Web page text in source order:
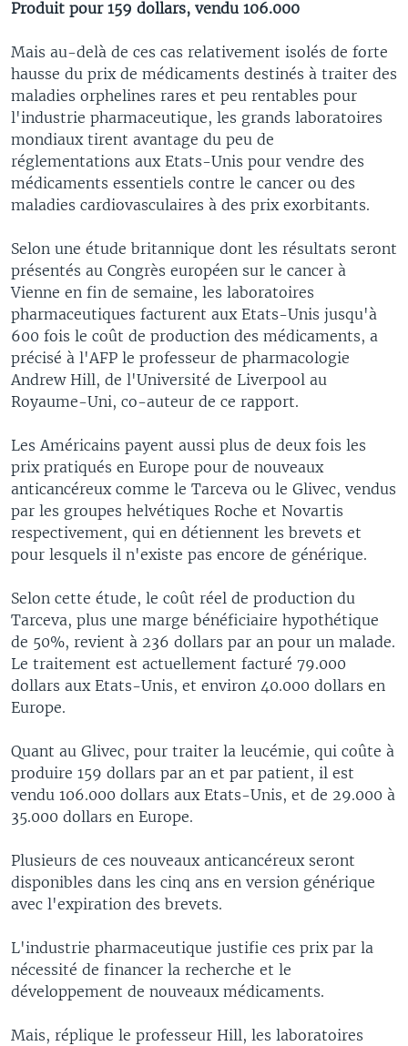
Produit pour 159 dollars, vendu 106.000
Mais au-delà de ces cas relativement isolés de forte
hausse du prix de médicaments destinés à traiter des
maladies orphelines rares et peu rentables pour
l'industrie pharmaceutique, les grands laboratoires
mondiaux tirent avantage du peu de
réglementations aux Etats-Unis pour vendre des
médicaments essentiels contre le cancer ou des
maladies cardiovasculaires à des prix exorbitants.
Selon une étude britannique dont les résultats seront
présentés au Congrès européen sur le cancer à
Vienne en fin de semaine, les laboratoires
pharmaceutiques facturent aux Etats-Unis jusqu'à
600 fois le coût de production des médicaments, a
précisé à l'AFP le professeur de pharmacologie
Andrew Hill, de l'Université de Liverpool au
Royaume-Uni, co-auteur de ce rapport.
Les Américains payent aussi plus de deux fois les
prix pratiqués en Europe pour de nouveaux
anticancéreux comme le Tarceva ou le Glivec, vendus
par les groupes helvétiques Roche et Novartis
respectivement, qui en détiennent les brevets et
pour lesquels il n'existe pas encore de générique.
Selon cette étude, le coût réel de production du
Tarceva, plus une marge bénéficiaire hypothétique
de 50%, revient à 236 dollars par an pour un malade.
Le traitement est actuellement facturé 79.000
dollars aux Etats-Unis, et environ 40.000 dollars en
Europe.
Quant au Glivec, pour traiter la leucémie, qui coûte à
produire 159 dollars par an et par patient, il est
vendu 106.000 dollars aux Etats-Unis, et de 29.000 à
35.000 dollars en Europe.
Plusieurs de ces nouveaux anticancéreux seront
disponibles dans les cinq ans en version générique
avec l'expiration des brevets.
L'industrie pharmaceutique justifie ces prix par la
nécessité de financer la recherche et le
développement de nouveaux médicaments.
Mais, réplique le professeur Hill, les laboratoires